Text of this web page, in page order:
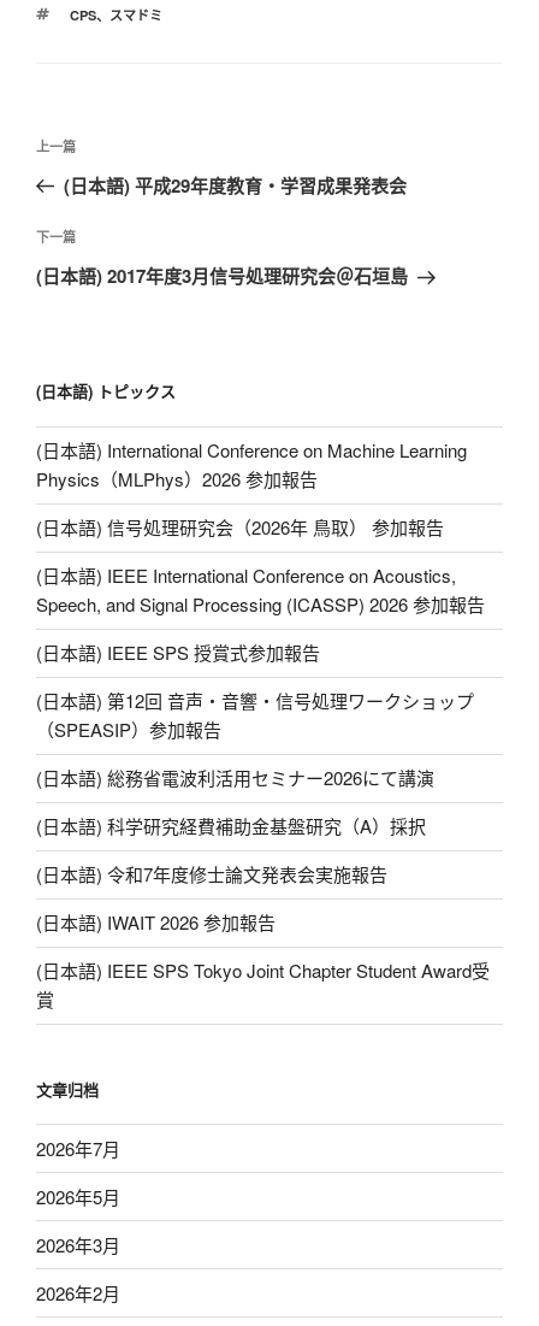
标
CPS、 スマドミ
文
导
航
上
一
文
章
上一篇
(日本語) 平成29年度教育・学習成果発表会
下
一
下一篇
(日本語) 2017年度3月信号処理研究会＠石垣島
(日本語) トピックス
(日本語) International Conference on Machine Learning
Physics（MLPhys）2026 参加報告
(日本語) 信号処理研究会（2026年 鳥取） 参加報告
(日本語) IEEE International Conference on Acoustics,
Speech, and Signal Processing (ICASSP) 2026 参加報告
(日本語) IEEE SPS 授賞式参加報告
(日本語) 第12回 音声・音響・信号処理ワークショップ
（SPEASIP）参加報告
(日本語) 総務省電波利活用セミナー2026にて講演
(日本語) 科学研究経費補助金基盤研究（A）採択
(日本語) 令和7年度修士論文発表会実施報告
(日本語) IWAIT 2026 参加報告
(日本語) IEEE SPS Tokyo Joint Chapter Student Award受
賞
文章归档
2026年7月
2026年5月
2026年3月
2026年2月